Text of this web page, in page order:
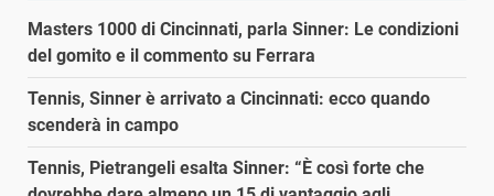
Masters 1000 di Cincinnati, parla Sinner: Le condizioni
del gomito e il commento su Ferrara
Tennis, Sinner è arrivato a Cincinnati: ecco quando
scenderà in campo
Tennis, Pietrangeli esalta Sinner: “È così forte che